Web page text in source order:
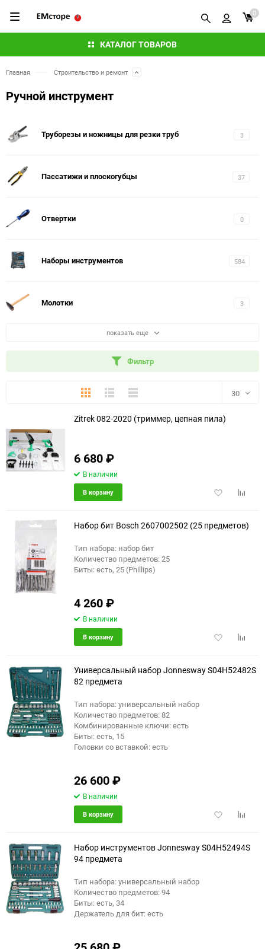
КАТАЛОГ ТОВАРОВ
0
Главная Строительство и ремонт
Ручной инструмент
3
Труборезы и ножницы для резки труб
37
Пассатижи и плоскогубцы
0
Отвертки
584
Наборы инструментов
3
Молотки
показать еще
Фильтр
ПлиткаПодробноКомпактно 30
30
150
еще 3 фото
Zitrek 082-2020 (триммер, цепная пила)
6 680₽
В наличии
Добавить
В корзину
Набор бит Bosch 2607002502 (25 предметов)
Тип набора: набор бит
Количество предметов: 25
Биты: есть, 25 (Phillips)
4 260₽
В наличии
Добавить
В корзину
Универсальный набор Jonnesway S04H52482S
82 предмета
Тип набора: универсальный набор
Количество предметов: 82
Комбинированные ключи: есть
Биты: есть, 15
Головки со вставкой: есть
26 600₽
В наличии
Добавить
В корзину
Набор инструментов Jonnesway S04H52494S
94 предмета
Тип набора: универсальный набор
Количество предметов: 94
Биты: есть, 34
Держатель для бит: есть